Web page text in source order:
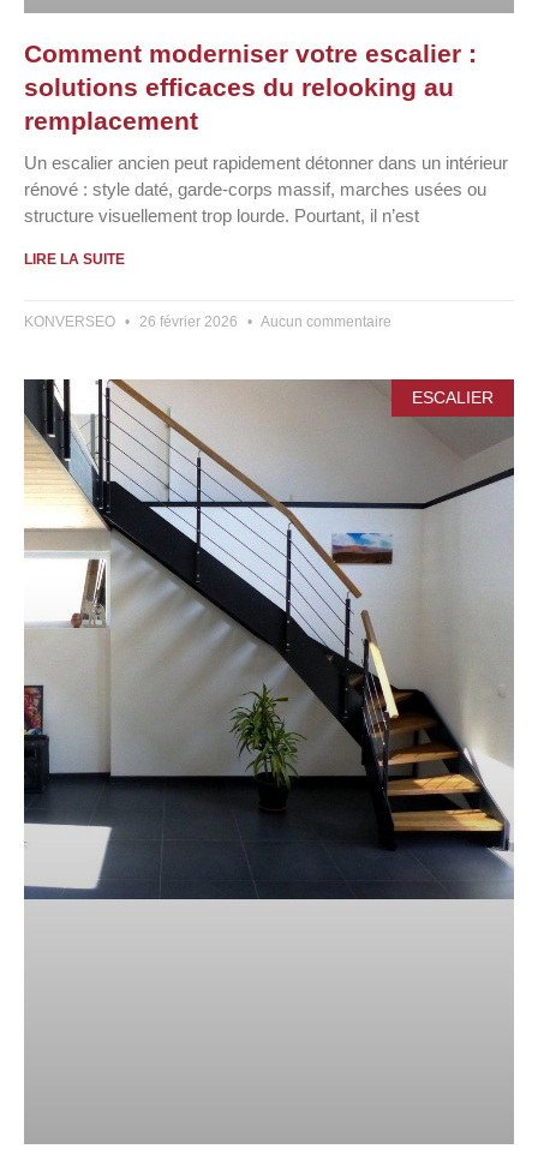
Comment moderniser votre escalier :
solutions efficaces du relooking au
remplacement
Un escalier ancien peut rapidement détonner dans un intérieur
rénové : style daté, garde-corps massif, marches usées ou
structure visuellement trop lourde. Pourtant, il n’est
LIRE LA SUITE
KONVERSEO 26 février 2026 Aucun commentaire
ESCALIER